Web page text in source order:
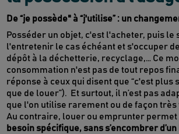
De “je possède" à “j'utilise” : un
Posséder un objet, c'est l'acheter, puis le
l'entretenir le cas échéant et s'occuper de
dépôt à la déchetterie, recyclage,… Ce
consommation n'est pas de tout repos
réponse à ceux qui disent que “c'est plus
que de louer”). Et surtout, il n’est pas
que l'on utilise rarement ou de façon
Au contraire, louer ou emprunter permet
besoin spécifique, sans s’encombrer